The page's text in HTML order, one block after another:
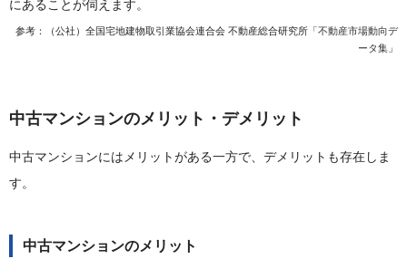
にあることが伺えます。
参考：（公社）全国宅地建物取引業協会連合会 不動産総合研究所「不動産市場動向デ
ータ集 」
中古マンションのメリット・デメリット
中古マンションにはメリットがある一方で、デメリットも存在しま
す。
中古マンションのメリット